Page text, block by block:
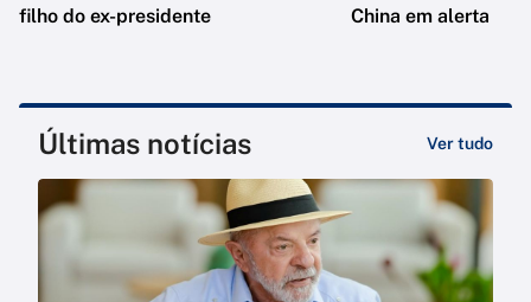
filho do ex-presidente
China em alerta
Últimas notícias Ver tudo